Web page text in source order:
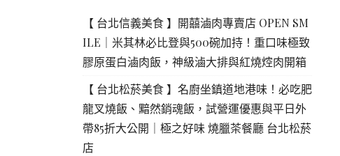
【 台北信義美食 】開囍滷肉專賣店 OPEN SM
ILE｜米其林必比登與500碗加持！重口味極致
膠原蛋白滷肉飯，神級滷大排與紅燒焢肉開箱
【 台北松菸美食 】名廚坐鎮道地港味！必吃肥
龍叉燒飯、黯然銷魂飯，試營運優惠與平日外
帶85折大公開｜極之好味 燒臘茶餐廳 台北松菸
店